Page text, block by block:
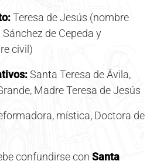
Teresa de Jesús (nombre
de Cepeda y
civil)
Santa Teresa de Ávila,
Madre Teresa de Jesús
mística, Doctora de
confundirse con Santa